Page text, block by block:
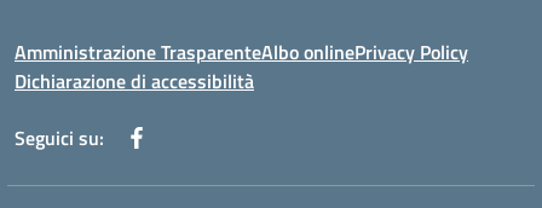
Amministrazione TrasparenteAlbo onlinePrivacy Policy
Dichiarazione di accessibilità
Seguici su: